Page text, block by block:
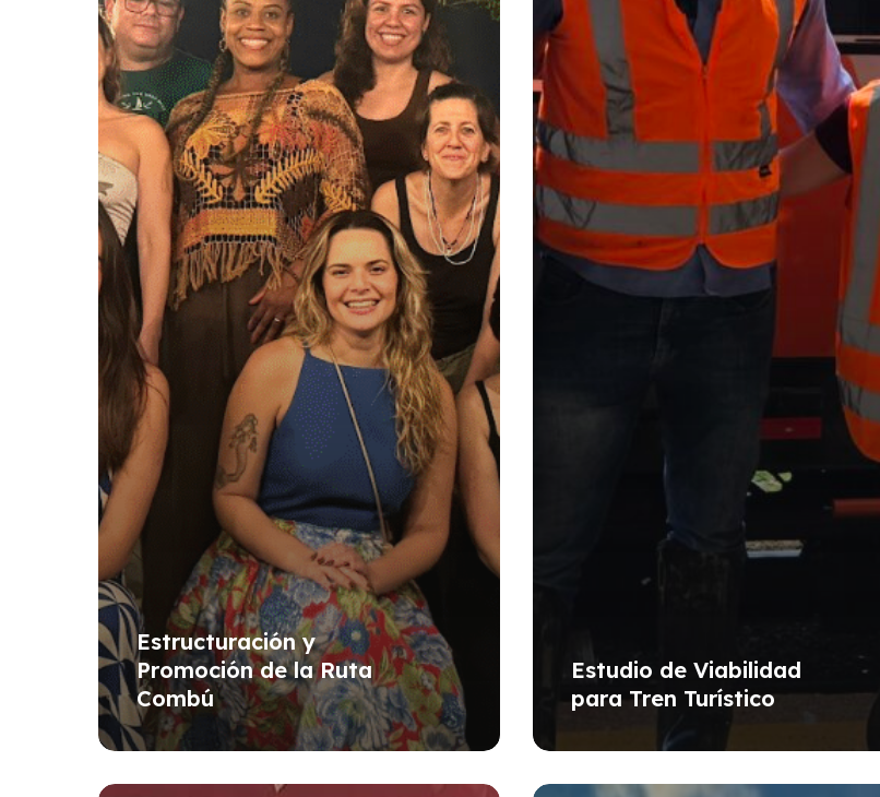
Estructuración y
Promoción de la Ruta
Combú
Estudio de Viabilidad
para Tren Turístico